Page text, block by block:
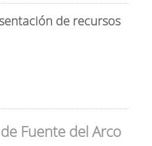
de recursos
Fuente del Arco